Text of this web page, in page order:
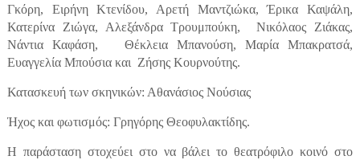
Γκόρη, Ειρήνη Κτενίδου, Αρετή Μαντζιώκα, Έρικα Καψάλη,
Κατερίνα Ζιώγα, Αλεξάνδρα Τρουμπούκη,
Νικόλαος Ζιάκας,
Νάντια Καφάση,
Θέκλεια Μπανούση, Μαρία Μπακρατσά,
Ευαγγελία Μπούσια και Ζήσης Κουρνούτης.
Κατασκευή των σκηνικών: Αθανάσιος Νούσιας
Ήχος και φωτισμός: Γρηγόρης Θεοφυλακτίδης.
Η παράσταση στοχεύει στο να βάλει το θεατρόφιλο κοινό στο